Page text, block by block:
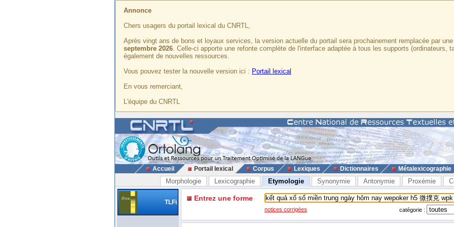
Annonce
Chers usagers du portail lexical du CNRTL,
Après vingt ans de bons et loyaux services, la version actuelle du portail sera prochainement remplacée par
septembre 2026. Celle-ci apporte une refonte complète de l'interface adaptée à tous les supports (ordinateurs,
également de nouvelles ressources.
Vous pouvez tester la nouvelle version ici : Portail lexical
En vous remerciant,
L'équipe du CNRTL
Accueil Portail lexical Corpus Lexiques Dictionnaires Métalexicographie
Morphologie Lexicographie Etymologie Synonymie Antonymie Proxémie
TLFi Entrez une forme
notices corrigées catégorie :